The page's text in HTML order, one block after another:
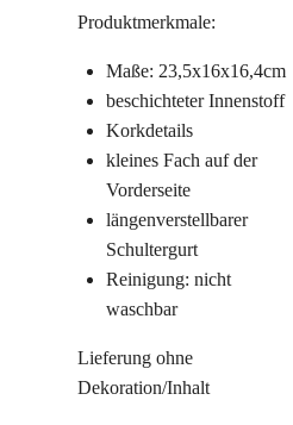
Produktmerkmale:
Maße: 23,5x16x16,4cm
beschichteter Innenstoff
Korkdetails
kleines Fach auf der
Vorderseite
längenverstellbarer
Schultergurt
Reinigung: nicht
waschbar
Lieferung ohne
Dekoration/Inhalt